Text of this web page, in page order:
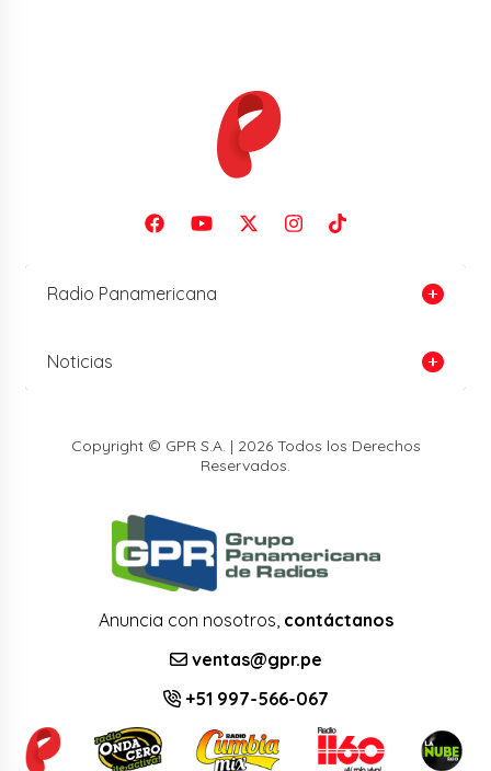
Radio Panamericana
Noticias
Copyright © GPR S.A. | 2026 Todos los Derechos
Reservados.
Anuncia con nosotros, contáctanos
ventas@gpr.pe
+51 997-566-067